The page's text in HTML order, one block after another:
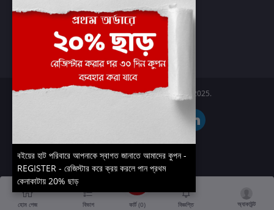
প্রবেশ করুন
অর্ডার ইতিহাস
আমার ইচ্ছাগুলি
অর্ডার ট্র্যাকিং
Boier Haat™ | © All rights reserved 2025.
হোম পেজ বিভাগ কার্ট (0) বিজ্ঞপ্তি অ্যাকাউন্ট
বইয়ের হাট পরিবারে আপনাকে স্বাগত জানাতে আমাদের কুপন -
REGISTER - রেজিস্টার করে ক্রয় করলে পান প্রথম
কেনাকাটায় 20% ছাড়